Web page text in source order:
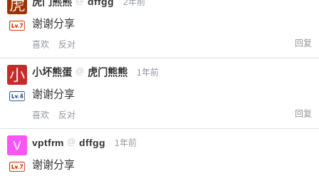
谢谢分享
喜欢 反对 回复
小坏熊蛋 @ 虎门熊熊 1年前
谢谢分享
喜欢 反对 回复
vptfrm @ dffgg 1年前
谢谢分享